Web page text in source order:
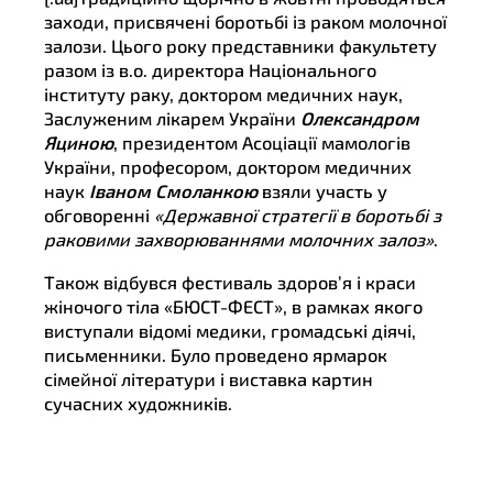
заходи, присвячені боротьбі із раком молочної
залози. Цього року представники факультету
разом із в.о. директора Національного
інституту раку, доктором медичних наук,
Заслуженим лікарем України Олександром
Яциною, президентом Асоціації мамологів
України, професором, доктором медичних
наук Іваном Смоланкоювзяли участь у
обговоренні «Державної стратегії в боротьбі з
раковими захворюваннями молочних залоз».
Також відбувся фестиваль здоров’я і краси
жіночого тіла «БЮСТ-ФЕСТ», в рамках якого
виступали відомі медики, громадські діячі,
письменники. Було проведено ярмарок
сімейної літератури і виставка картин
сучасних художників.